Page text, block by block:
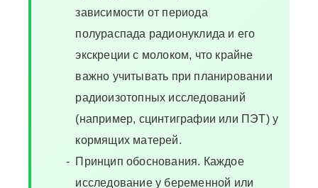
зависимости от периода
полураспада радионуклида и его
экскреции с молоком, что крайне
важно учитывать при планировании
радиоизотопных исследований
(например, сцинтиграфии или ПЭТ) у
кормящих матерей.
Принцип обоснования. Каждое
исследование у беременной или